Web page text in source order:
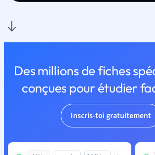
Des millions de fiches
conçues pour étudier
Inscris-toi gratuitement